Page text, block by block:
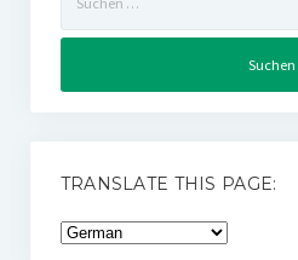
nach:
TRANSLATE THIS PAGE: